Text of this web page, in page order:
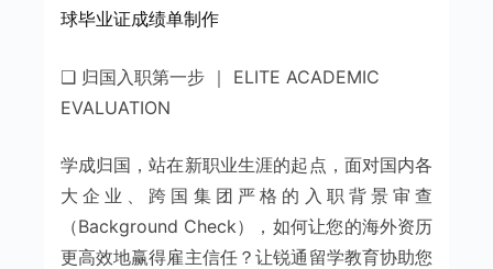
球毕业证成绩单制作
❑ 归国入职第一步 ｜ ELITE ACADEMIC
EVALUATION
学成归国，站在新职业生涯的起点，面对国内各
大企业、跨国集团严格的入职背景审查
（Background Check），如何让您的海外资历
更高效地赢得雇主信任？让锐通留学教育协助您